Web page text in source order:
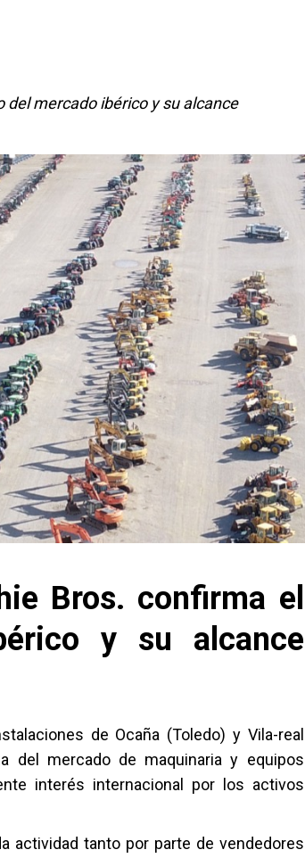
mercado ibérico y su alcance
Bros. confirma el
y su alcance
de Ocaña (Toledo) y Vila-real
del mercado de maquinaria y equipos
interés internacional por los activos
actividad tanto por parte de vendedores